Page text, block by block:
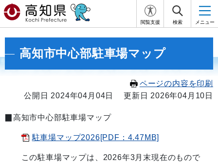
閲覧支援 検索 メニュー
高知市中心部駐車場マップ
ページの内容を印刷
公開日 2024年04月04日
更新日 2026年04月10日
▉高知市中心部駐車場マップ
駐車場マップ2026[PDF：4.47MB]
この駐車場マップは、2026年3月末現在のもので